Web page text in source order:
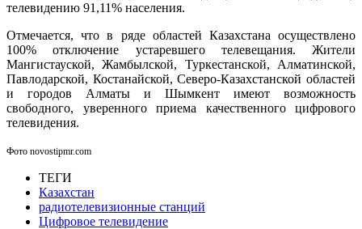
телевидению 91,11% населения.
Отмечается, что в ряде областей Казахстана осуществлено
100% отключение устаревшего телевещания. Жители
Мангистауской, Жамбылской, Туркестанской, Алматинской,
Павлодарской, Костанайской, Северо-Казахстанской областей
и городов Алматы и Шымкент имеют возможность
свободного, уверенного приема качественного цифрового
телевидения.
Фото novostipmr.com
ТЕГИ
Казахстан
радиотелевизионные станций
Цифровое телевидение